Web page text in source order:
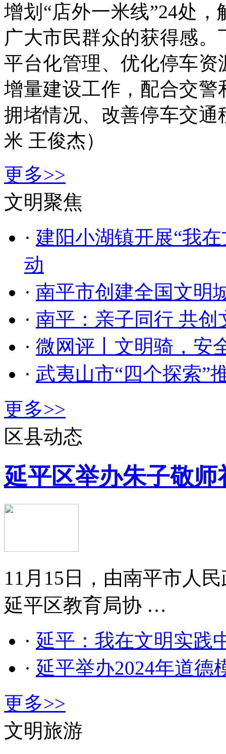
增划“店外一米线”24处
广大市民群众的获得感
平台化管理、优化停车
增量建设工作，配合交
拥堵情况、改善停车交
米 王俊杰）
更多>>
文明聚焦
· 建阳小湖镇开展“我
动
· 南平市创建全国文明
· 南平：亲子同行 共创
· 微网评丨文明骑，安
· 武夷山市“四个探索”
更多>>
区县动态
延平区举办朱子敬师
11月15日，由南平市人
延平区教育局协 …
· 延平：我在文明实践
· 延平举办2024年道德
更多>>
文明旅游